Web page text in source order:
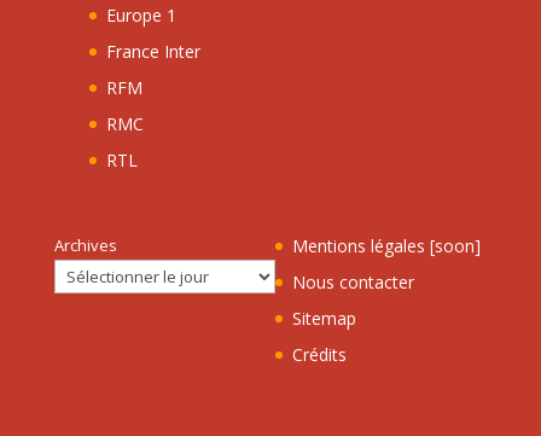
Europe 1
France Inter
RFM
RMC
RTL
Archives
Mentions légales [soon]
Nous contacter
Sitemap
Crédits